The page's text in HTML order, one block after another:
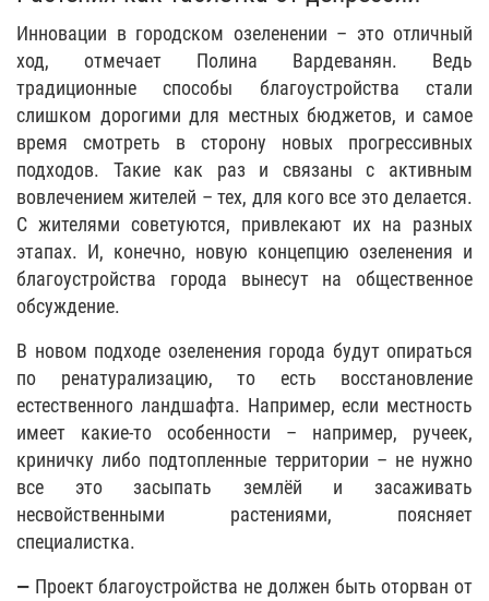
Инновации в городском озеленении – это отличный
ход, отмечает Полина Вардеванян. Ведь
традиционные способы благоустройства стали
слишком дорогими для местных бюджетов, и самое
время смотреть в сторону новых прогрессивных
подходов. Такие как раз и связаны с активным
вовлечением жителей – тех, для кого все это делается.
С жителями советуются, привлекают их на разных
этапах. И, конечно, новую концепцию озеленения и
благоустройства города вынесут на общественное
обсуждение.
В новом подходе озеленения города будут опираться
по ренатурализацию, то есть восстановление
естественного ландшафта. Например, если местность
имеет какие-то особенности – например, ручеек,
криничку либо подтопленные территории – не нужно
все это засыпать землёй и засаживать
несвойственными растениями, поясняет
специалистка.
— Проект благоустройства не должен быть оторван от